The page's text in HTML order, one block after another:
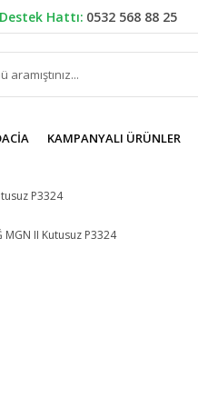
Hattı: 0532 568 88 25
KAMPANYALI ÜRÜNLER
P3324